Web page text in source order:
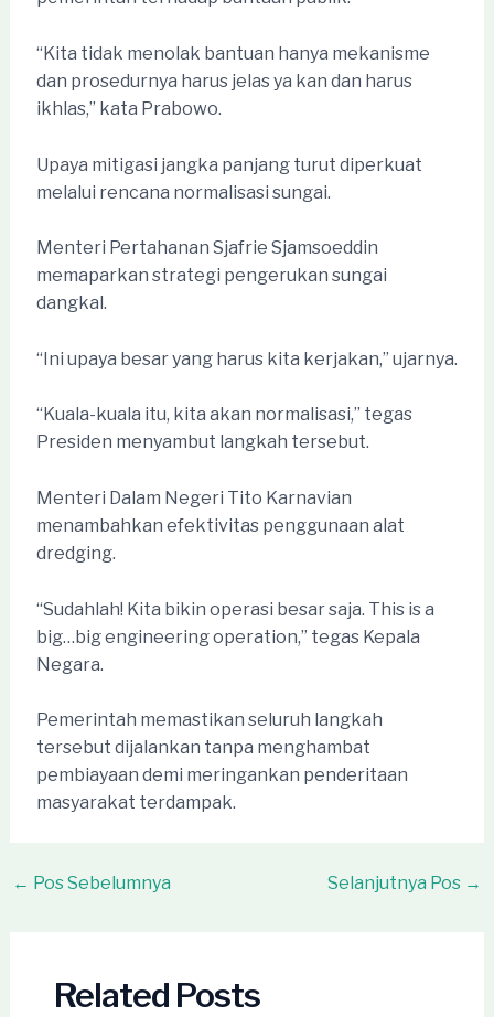
“Kita tidak menolak bantuan hanya mekanisme
dan prosedurnya harus jelas ya kan dan harus
ikhlas,” kata Prabowo.
Upaya mitigasi jangka panjang turut diperkuat
melalui rencana normalisasi sungai.
Menteri Pertahanan Sjafrie Sjamsoeddin
memaparkan strategi pengerukan sungai
dangkal.
“Ini upaya besar yang harus kita kerjakan,” ujarnya.
“Kuala-kuala itu, kita akan normalisasi,” tegas
Presiden menyambut langkah tersebut.
Menteri Dalam Negeri Tito Karnavian
menambahkan efektivitas penggunaan alat
dredging.
“Sudahlah! Kita bikin operasi besar saja. This is a
big…big engineering operation,” tegas Kepala
Negara.
Pemerintah memastikan seluruh langkah
tersebut dijalankan tanpa menghambat
pembiayaan demi meringankan penderitaan
masyarakat terdampak.
Post
← Pos Sebelumnya Selanjutnya Pos →
Related Posts